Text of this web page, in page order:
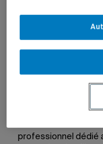
Mis à jour le 17 septembre 2014
Les étudiants Édith
présentement à
court métrage dans
professionnel dédié